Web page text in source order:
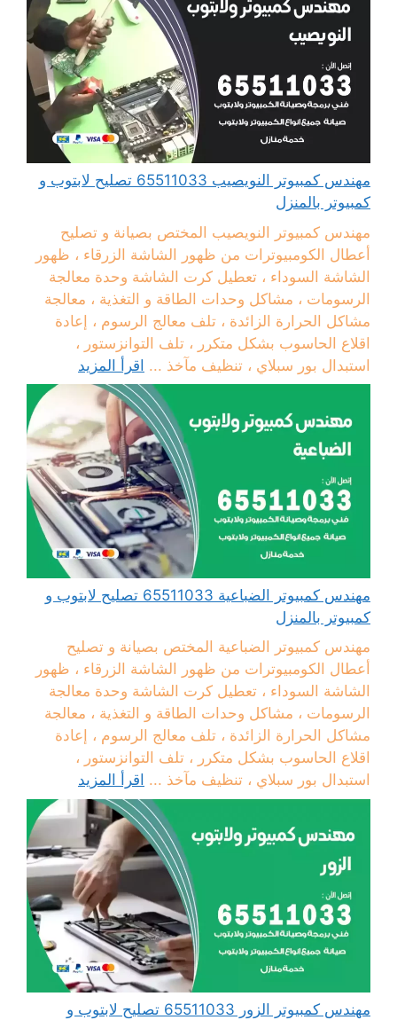
مهندس كمبيوتر النويصيب 65511033 تصليح لابتوب و
كمبيوتر بالمنزل
مهندس كمبيوتر النويصيب المختص بصيانة و تصليح
أعطال الكومبيوترات من ظهور الشاشة الزرقاء ، ظهور
الشاشة السوداء ، تعطيل كرت الشاشة وحدة معالجة
الرسومات ، مشاكل وحدات الطاقة و التغذية ، معالجة
مشاكل الحرارة الزائدة ، تلف معالج الرسوم ، إعادة
اقلاع الحاسوب بشكل متكرر ، تلف التوانزستور ،
استبدال بور سبلاي ، تنظيف مآخذ ... اقرأ المزيد
مهندس كمبيوتر الضباعية 65511033 تصليح لابتوب و
كمبيوتر بالمنزل
مهندس كمبيوتر الضباعية المختص بصيانة و تصليح
أعطال الكومبيوترات من ظهور الشاشة الزرقاء ، ظهور
الشاشة السوداء ، تعطيل كرت الشاشة وحدة معالجة
الرسومات ، مشاكل وحدات الطاقة و التغذية ، معالجة
مشاكل الحرارة الزائدة ، تلف معالج الرسوم ، إعادة
اقلاع الحاسوب بشكل متكرر ، تلف التوانزستور ،
استبدال بور سبلاي ، تنظيف مآخذ ... اقرأ المزيد
مهندس كمبيوتر الزور 65511033 تصليح لابتوب و